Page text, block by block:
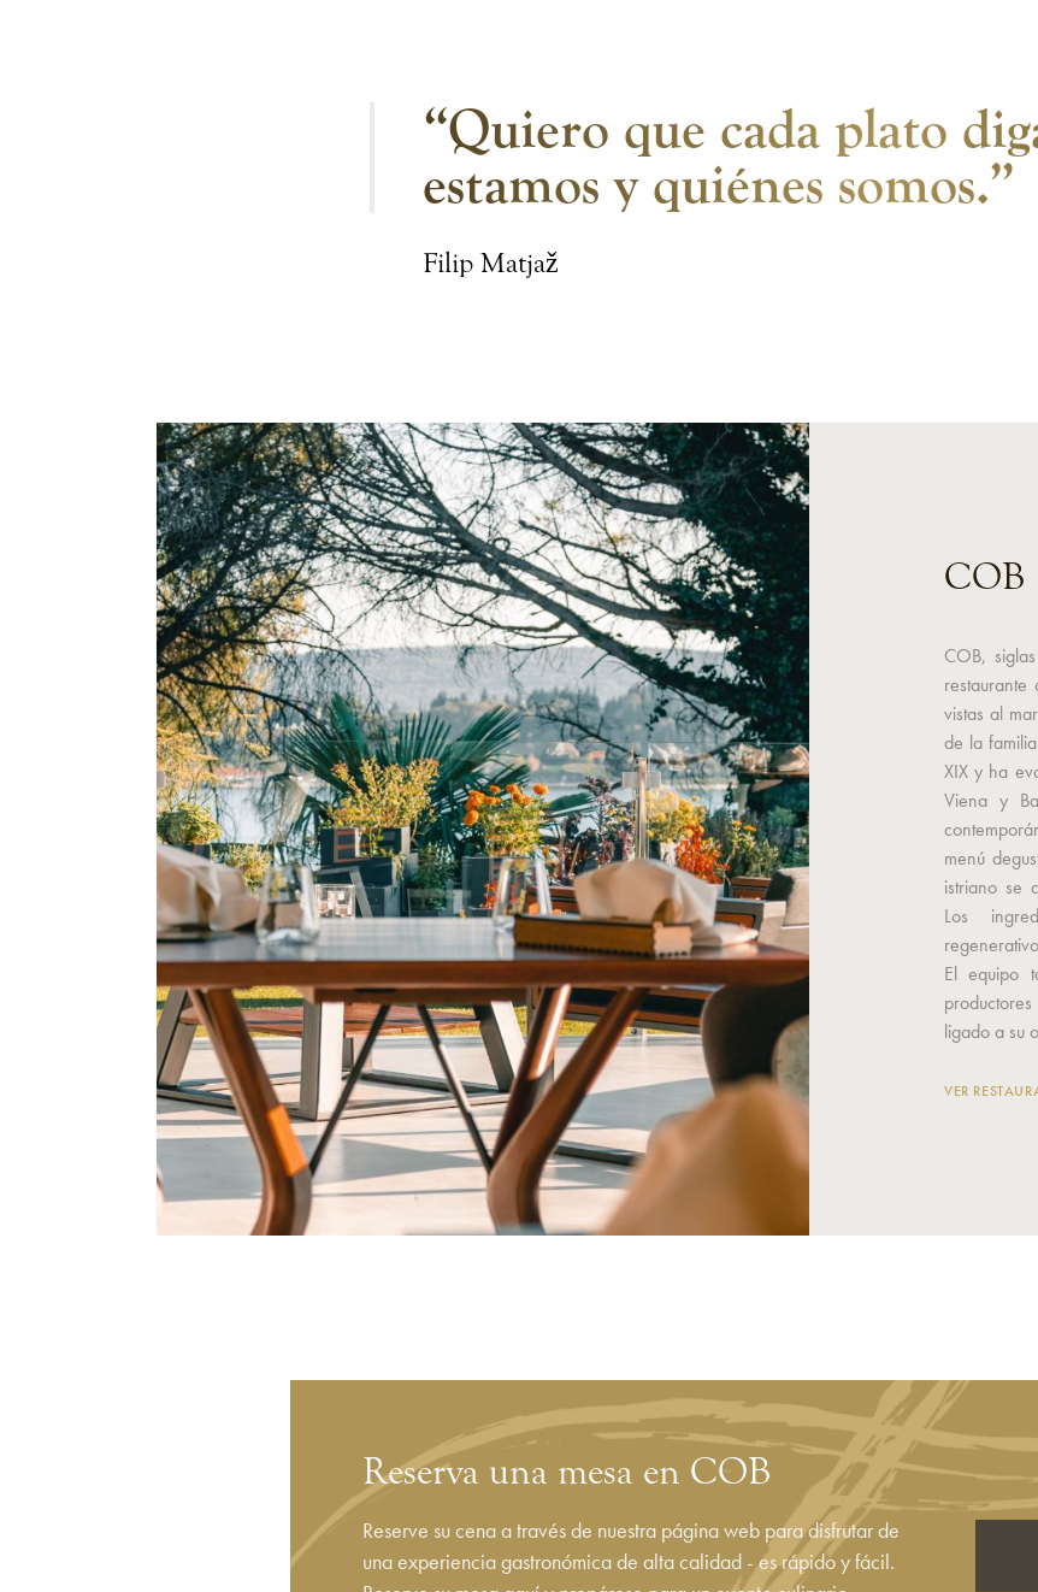
“Quiero que cada plato
estamos y quiénes somos.”
Filip Matjaž
COB
COB,
vistas al
de la
XIX y ha
Viena y
menú
istriano se
Los
El equipo
ligado a su
VER
Reserva una mesa en COB
Reserve su cena a través de nuestra página web para disfrutar de
una experiencia gastronómica de alta calidad - es rápido y fácil.